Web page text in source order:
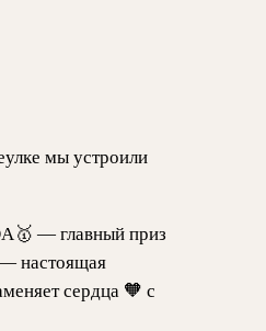
мы устроили
— главный приз
настоящая
сердца 🧡 с